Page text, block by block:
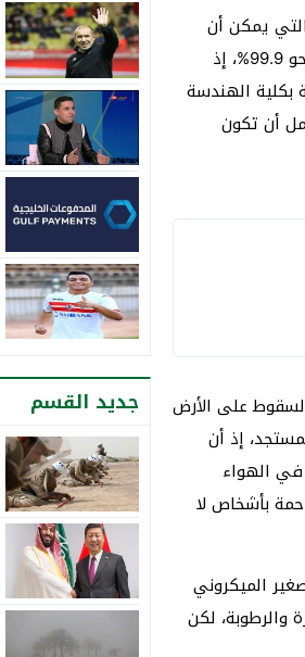
يمكن أن
تقوم بنقل فيروس كورونا المستجد عند التحدث أو العطس أو السعال بنسبة تبلغ نحو 99.9%، إذ
بكلية الهندسة
أن تكون
على الأرض
إذ أن
في الهواء
بأشخاص لا
الميكروني
والرطوبة، لكن
جديد القسم